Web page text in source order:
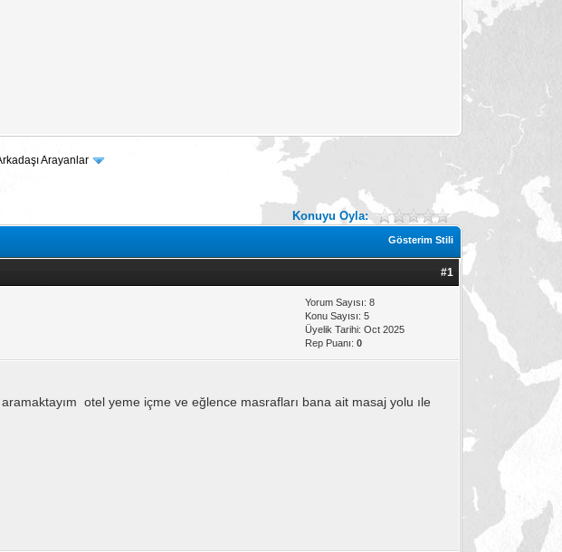
Arayanlar
Konuyu Oyla:
Gösterim Stili
#1
Yorum Sayısı: 8
Konu Sayısı: 5
Üyelik Tarihi: Oct 2025
Rep Puanı:0
otel yeme içme ve eğlence masrafları bana ait masaj yolu ıle